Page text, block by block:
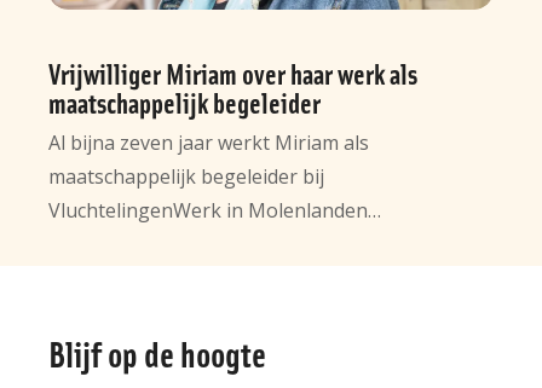
Vrijwilliger Miriam over haar werk als
maatschappelijk begeleider
Al bijna zeven jaar werkt Miriam als
maatschappelijk begeleider bij
VluchtelingenWerk in Molenlanden…
informatie
Blijf op de hoogte